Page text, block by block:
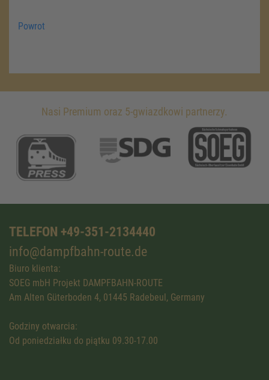
Powrot
Nasi Premium oraz 5-gwiazdkowi partnerzy.
TELEFON +49-351-2134440
info@dampfbahn-route.de
Biuro klienta:
SOEG mbH Projekt DAMPFBAHN-ROUTE
Am Alten Güterboden 4, 01445 Radebeul, Germany
Godziny otwarcia:
Od poniedziałku do piątku 09.30-17.00